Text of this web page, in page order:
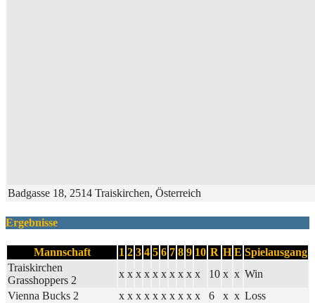
Badgasse 18, 2514 Traiskirchen, Österreich
Ergebnisse
Mannschaft 1 2 3 4 5 6 7 8 9 10 R H E Spielausgang
Traiskirchen
Grasshoppers 2
x x x x x x x x x x 10 x x Win
Vienna Bucks 2
x x x x x x x x x x 6 x x Loss